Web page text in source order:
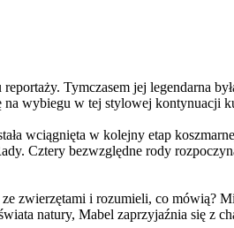
Tymczasem jej legendarna
na wybiegu w tej stylowej kontynuacji
wciągnięta w kolejny etap
Cztery bezwzględne rody
zwierzętami i rozumieli, co mówią?
natury, Mabel zaprzyjaźnia się z